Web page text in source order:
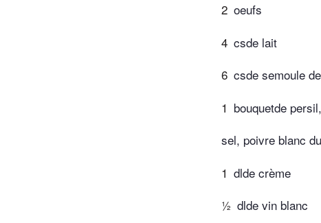
2 oeufs
4 csde lait
6 csde semoule
1 bouquetde
sel, poivre blanc
1 dlde crème
½ dlde vin blanc